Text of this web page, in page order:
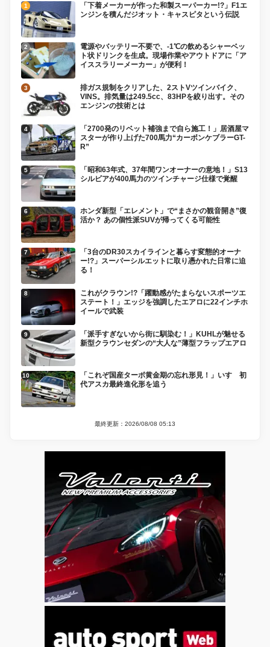
「下着メーカーが作った和製スーパーカー!?」F1エ
ンジンを積んだジオット・キャスピタという伝説
電源やバッテリー不要で、-1℃の飲めるシャーベッ
ト状ドリンクを生成。現場作業やアウトドアに「ア
イススラリーメーカー」が便利！
排ガス規制をクリアした、2ストVツインバイク、
VINS。排気量は249.5cc、83HPを絞り出す。その
エンジンの技術とは
「2700発のリベット補強まで自ら施工！」居酒屋マ
スターが作り上げた700馬力“カーボンケブラーGT-
R”
「昭和63年式、37年間ワンオーナーの意地！」S13
シルビアが400馬力のツインチャージ仕様で覚醒
ホンダ新型「エレメント」で“まさかの観音開き”復
活か？ あの個性派SUVが帰ってくる可能性
「3台のDR30スカイラインと暮らす変態的オーナ
ー!?」スーパーシルエットに取り憑かれた日常に迫
る！
これがクラウン!?「躍動感がたまらないスポーツエ
ステート！」エッジを強調したエアロに22インチホ
イールで武装
「派手すぎないから街に馴染む！」KUHLが魅せる
新型クラウンセダンの“大人な”薄型フラップエアロ
「これぞ国産ターボ黄金期の忘れ形見！」いすゞ初
代アスカ最終進化形を追う
最終更新：2026/08/08 05:13